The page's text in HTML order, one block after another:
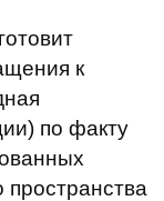
к
по факту